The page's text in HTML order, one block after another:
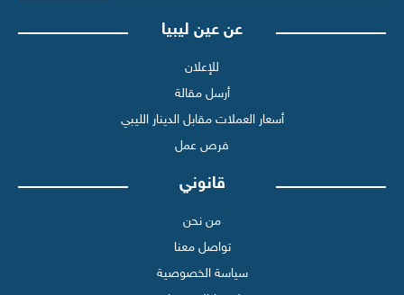
عن عين ليبيا
للإعلان
أرسل مقالة
أسعار العملات مقابل الدينار الليبي
فرص عمل
قانوني
من نحن
تواصل معنا
سياسة الخصوصية